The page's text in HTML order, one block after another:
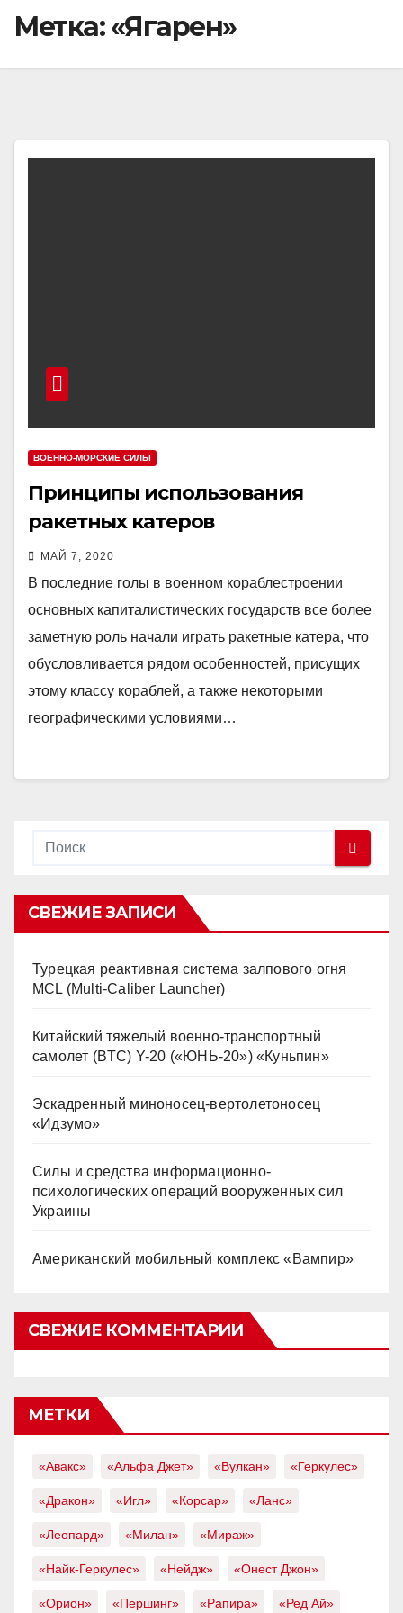
Метка:«Ягарен»
ВОЕННО-МОРСКИЕ СИЛЫ
Принципы использования
ракетных катеров
МАЙ 7, 2020
В последние голы в военном кораблестроении
основных капиталистических государств все более
заметную роль начали играть ракетные катера, что
обусловливается рядом особенностей, присущих
этому классу кораблей, а также некоторыми
географическими условиями…
СВЕЖИЕ ЗАПИСИ
Турецкая реактивная система залпового огня
MCL (Multi-Caliber Launcher)
Китайский тяжелый военно-транспортный
самолет (BTC) Y-20 («ЮНЬ-20») «Куньпин»
Эскадренный миноносец-вертолетоносец
«Идзумо»
Силы и средства информационно-
психологических операций вооруженных сил
Украины
Американский мобильный комплекс «Вампир»
СВЕЖИЕ КОММЕНТАРИИ
МЕТКИ
«Авакс» «Альфа Джет» «Вулкан» «Геркулес»
«Дракон» «Игл» «Корсар» «Ланс»
«Леопард» «Милан» «Мираж»
«Найк-Геркулес» «Нейдж» «Онест Джон»
«Орион» «Першинг» «Рапира» «Ред Ай»